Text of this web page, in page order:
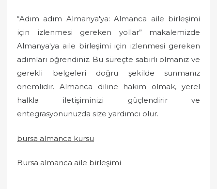
“Adım adım Almanya'ya: Almanca aile birleşimi
için izlenmesi gereken yollar” makalemizde
Almanya'ya aile birleşimi için izlenmesi gereken
adımları öğrendiniz. Bu süreçte sabırlı olmanız ve
gerekli belgeleri doğru şekilde sunmanız
önemlidir. Almanca diline hakim olmak, yerel
halkla iletişiminizi güçlendirir ve
entegrasyonunuzda size yardımcı olur.
bursa almanca kursu
Bursa almanca aile birleşimi